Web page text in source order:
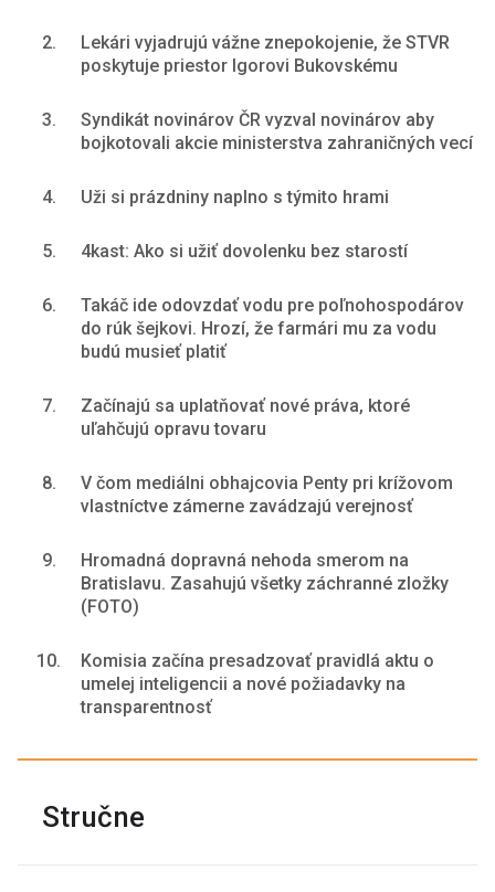
2.
Lekári vyjadrujú vážne znepokojenie, že STVR
poskytuje priestor Igorovi Bukovskému
3.
Syndikát novinárov ČR vyzval novinárov aby
bojkotovali akcie ministerstva zahraničných vecí
4. Uži si prázdniny naplno s týmito hrami
5. 4kast: Ako si užiť dovolenku bez starostí
6.
Takáč ide odovzdať vodu pre poľnohospodárov
do rúk šejkovi. Hrozí, že farmári mu za vodu
budú musieť platiť
7.
Začínajú sa uplatňovať nové práva, ktoré
uľahčujú opravu tovaru
8.
V čom mediálni obhajcovia Penty pri krížovom
vlastníctve zámerne zavádzajú verejnosť
9.
Hromadná dopravná nehoda smerom na
Bratislavu. Zasahujú všetky záchranné zložky
(FOTO)
10.
Komisia začína presadzovať pravidlá aktu o
umelej inteligencii a nové požiadavky na
transparentnosť
Stručne